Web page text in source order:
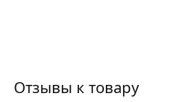
Отзывы к товару